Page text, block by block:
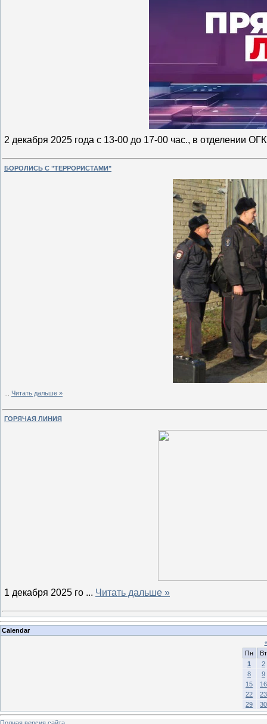
2 декабря 2025 года с 13-00 до 17-00 час., в отделении
БОРОЛИСЬ С "ТЕРРОРИСТАМИ"
Читать дальше »
ГОРЯЧАЯ ЛИНИЯ
1 декабря 2025 го ... Читать дальше »
Calendar
Пн
Вт
1
2
8
9
15
16
22
23
29
30
Полная версия сайта